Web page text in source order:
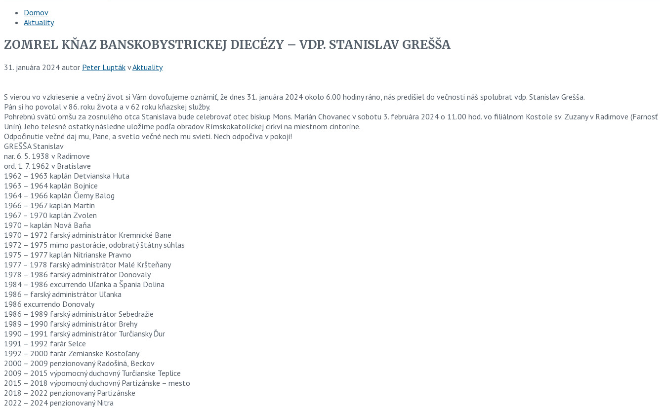
Domov
Aktuality
ZOMREL KŇAZ BANSKOBYSTRICKEJ DIECÉZY – VDP. STANISLAV GREŠŠA
31. januára 2024 autor Peter Lupták vAktuality
S vierou vo vzkriesenie a večný život si Vám dovoľujeme oznámiť, že dnes 31. januára 2024 okolo 6.00 hodiny ráno, nás predišiel do večnosti náš spolubrat vdp. Stanislav Grešša.
Pán si ho povolal v 86. roku života a v 62 roku kňazskej služby.
Pohrebnú svätú omšu za zosnulého otca Stanislava bude celebrovať otec biskup Mons. Marián Chovanec v sobotu 3. februára 2024 o 11.00 hod. vo filiálnom Kostole sv. Zuzany v Radimove (Farnosť
Unín). Jeho telesné ostatky následne uložíme podľa obradov Rímskokatolíckej cirkvi na miestnom cintoríne.
Odpočinutie večné daj mu, Pane, a svetlo večné nech mu svieti. Nech odpočíva v pokoji!
GREŠŠA Stanislav
nar. 6. 5. 1938 v Radimove
ord. 1. 7. 1962 v Bratislave
1962 – 1963 kaplán Detvianska Huta
1963 – 1964 kaplán Bojnice
1964 – 1966 kaplán Čierny Balog
1966 – 1967 kaplán Martin
1967 – 1970 kaplán Zvolen
1970 – kaplán Nová Baňa
1970 – 1972 farský administrátor Kremnické Bane
1972 – 1975 mimo pastorácie, odobratý štátny súhlas
1975 – 1977 kaplán Nitrianske Pravno
1977 – 1978 farský administrátor Malé Kršteňany
1978 – 1986 farský administrátor Donovaly
1984 – 1986 excurrendo Uľanka a Špania Dolina
1986 – farský administrátor Uľanka
1986 excurrendo Donovaly
1986 – 1989 farský administrátor Sebedražie
1989 – 1990 farský administrátor Brehy
1990 – 1991 farský administrátor Turčiansky Ďur
1991 – 1992 farár Selce
1992 – 2000 farár Zemianske Kostoľany
2000 – 2009 penzionovaný Radošiná, Beckov
2009 – 2015 výpomocný duchovný Turčianske Teplice
2015 – 2018 výpomocný duchovný Partizánske – mesto
2018 – 2022 penzionovaný Partizánske
2022 – 2024 penzionovaný Nitra